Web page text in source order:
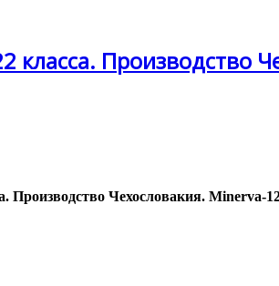
Производство
Чехословакия. Minerva-